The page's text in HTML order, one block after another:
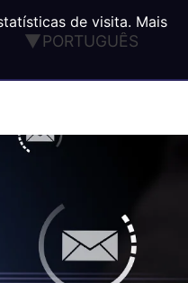
PORTUGUÊS
DEUTSCH
TÜRK
de visita. Mais